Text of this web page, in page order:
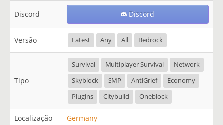
Discord Discord
Versão Latest Any All Bedrock
Tipo
Survival Multiplayer Survival
Network
Skyblock
SMP AntiGrief
Economy
Plugins
Citybuild Oneblock
Localização Germany